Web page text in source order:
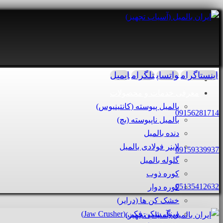
بالمیل پیوسته (کانتینیوس)
بالمیل ناپیوسته (بچ)
دنده بالمیل
لاینر فولادی بالمیل
گلوله بالمیل
کوره ذوب
کوره دوار
خشک کن ها (درایر)
سنگ شکن فکی (Jaw Crusher)
اینستاگرام واتساپ تلگرام ایمیل
09156281714
09159339937
05135412632